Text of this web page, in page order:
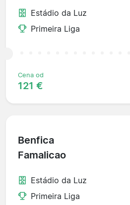
Estádio da Luz
Primeira Liga
Cena od
121 €
Benfica
Famalicao
Estádio da Luz
Primeira Liga